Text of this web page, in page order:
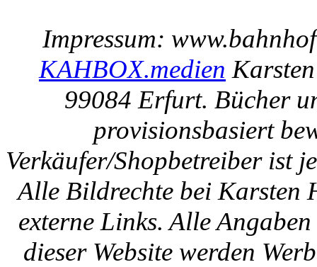
Impressum:
KAHBOX.medien
99084 Erfurt. Bücher
provisionsbasiert
Verkäufer/Shopbetreiber ist
Alle Bildrechte bei Karsten
externe Links. Alle
dieser Website werden